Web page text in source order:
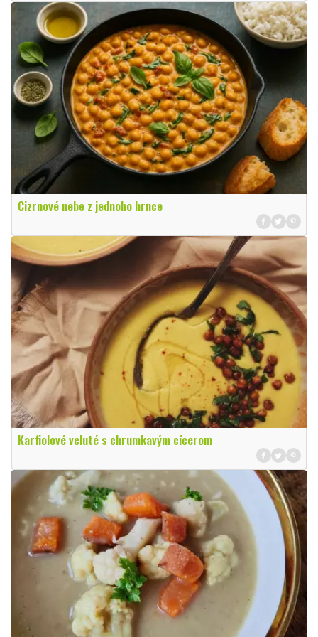
Cizrnové nebe z jednoho hrnce
Karfiolové veluté s chrumkavým cícerom